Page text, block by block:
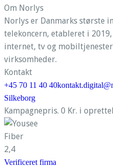
Om Norlys
Norlys er Danmarks største
telekoncern, etableret i
internet, tv og
virksomheder.
Kontakt
+45 70 11 40 40
Silkeborg
Kampagnepris. 0 Kr. i
Fiber
2,4
Verificeret firma